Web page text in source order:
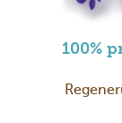
100%